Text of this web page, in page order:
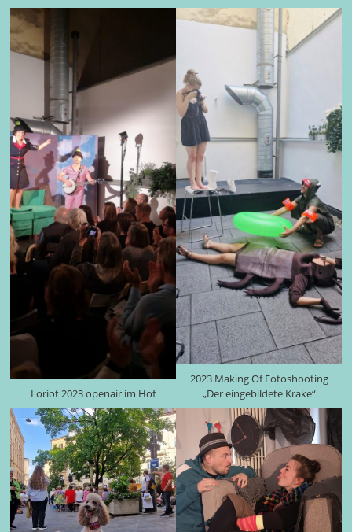
Loriot 2023 openair im Hof
2023 Making Of Fotoshooting
„Der eingebildete Krake“